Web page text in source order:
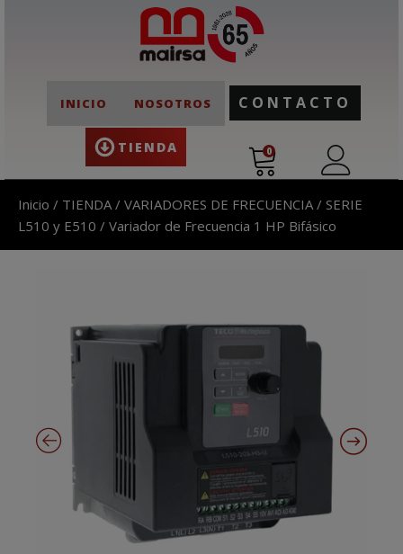
INICIO NOSOTROS
TIENDA
CONTACTO
0
Inicio / TIENDA / VARIADORES DE FRECUENCIA / SERIE
L510 y E510 / Variador de Frecuencia 1 HP Bifásico